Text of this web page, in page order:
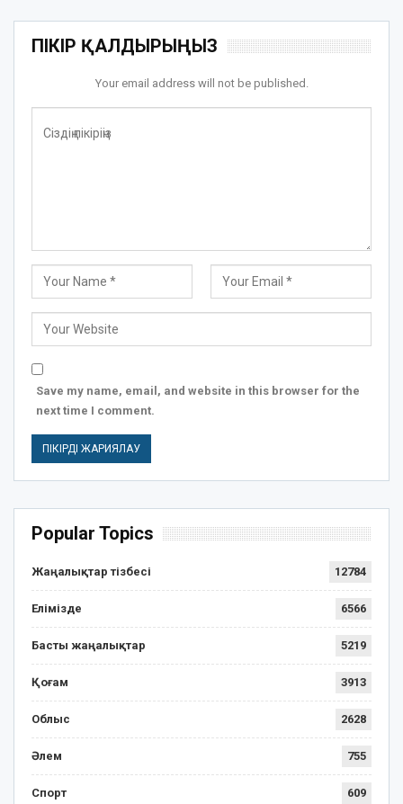
ПІКІР ҚАЛДЫРЫҢЫЗ
Your email address will not be published.
Save my name, email, and website in this browser for the
next time I comment.
Popular Topics
Жаңалықтар тізбесі 12784
Елімізде 6566
Басты жаңалықтар 5219
Қоғам 3913
Облыс 2628
Әлем 755
Спорт 609